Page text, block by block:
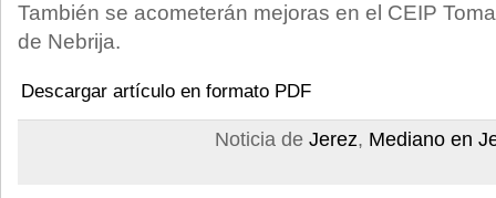
También se acometerán mejoras en el CEIP
de Nebrija.
Descargar artículo en formato PDF
Noticia de Jerez, Mediano en